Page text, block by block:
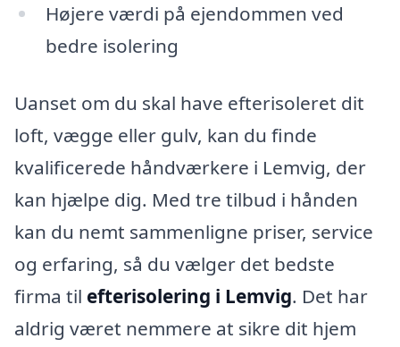
Højere værdi på ejendommen ved
bedre isolering
Uanset om du skal have efterisoleret dit
loft, vægge eller gulv, kan du finde
kvalificerede håndværkere i Lemvig, der
kan hjælpe dig. Med tre tilbud i hånden
kan du nemt sammenligne priser, service
og erfaring, så du vælger det bedste
firma til efterisolering i Lemvig. Det har
aldrig været nemmere at sikre dit hjem